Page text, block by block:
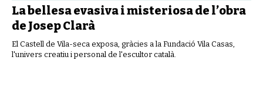
La bellesa evasiva i misteriosa de l’obra
de Josep Clarà
El Castell de Vila-seca exposa, gràcies a la Fundació Vila Casas,
l'univers creatiu i personal de l'escultor català.